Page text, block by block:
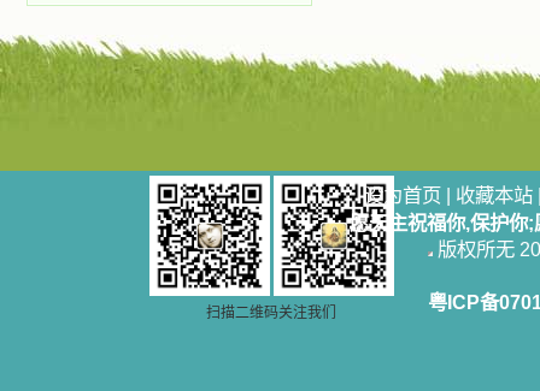
扫描二维码关注我们
设为首页 | 收藏本站
愿天主祝福你,保护你
版权所无
粤ICP备